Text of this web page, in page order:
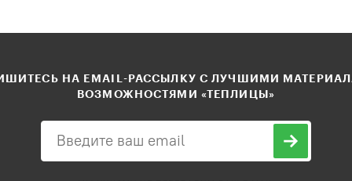
НА EMAIL-РАССЫЛКУ С ЛУЧШИМИ
ВОЗМОЖНОСТЯМИ «ТЕПЛИЦЫ»